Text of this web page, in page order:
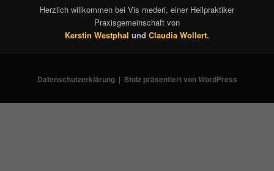
Herzlich willkommen bei Vis mederi, einer Heilpraktiker
Praxisgemeinschaft von
Kerstin Westphal und Claudia Wollert.
Datenschutzerklärung Stolz präsentiert von WordPress